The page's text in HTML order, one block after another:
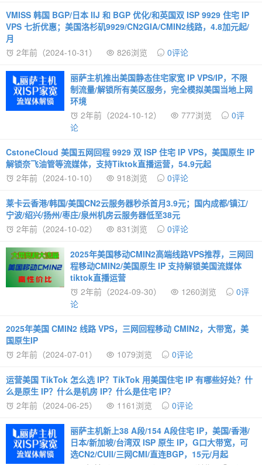
VMISS 韩国 BGP/日本 IIJ 和 BGP 优化/和英国双 ISP 9929 住宅 IP
VPS 七折优惠；美国洛杉矶9929/CN2GIA/CMIN2线路，4.8加元起/
月
2年前（2024-10-31）
826浏览 0评论
丽萨主机推出美国静态住宅家宽 IP VPS/IP，不限
制流量/解锁所有美区服务，完全模拟美国当地上网
环境
2年前（2024-10-12）
777浏览
0评
论
CstoneCloud 美国五网回程 9929 双 ISP 住宅 IP VPS，美国原生 IP
解锁奈飞油管等流媒体，支持Tiktok直播运营，54.9元起
2年前（2024-10-10）
918浏览 0评论
莱卡云香港/韩国/美国CN2云服务器秒杀首月3.9元；国内成都/镇江/
宁波/绍兴/扬州/枣庄/泉州机房云服务器低至38元
2年前（2024-10-02）
831浏览 0评论
2025年美国移动CMIN2高端线路VPS推荐，三网回
程移动CMIN2/美国原生 IP 支持解锁美国流媒体
tiktok直播运营
2年前（2024-09-30）
1260浏览
0评
论
2025年美国 CMIN2 线路 VPS，三网回程移动 CMIN2，大带宽，美
国原生IP
2年前（2024-07-01）
1079浏览 0评论
运营美国 TikTok 怎么选 IP？TikTok 用美国住宅 IP 有哪些好处？什
么是原生 IP？什么是机房 IP？什么是住宅 IP？
2年前（2024-06-25）
1161浏览 0评论
丽萨主机新上38 A段/154 A段住宅 IP，美国/香港/
日本/新加坡/台湾双 ISP 原生 IP，G口大带宽，可
选CN2/CUII/三网CMI/直连BGP，15元/月起